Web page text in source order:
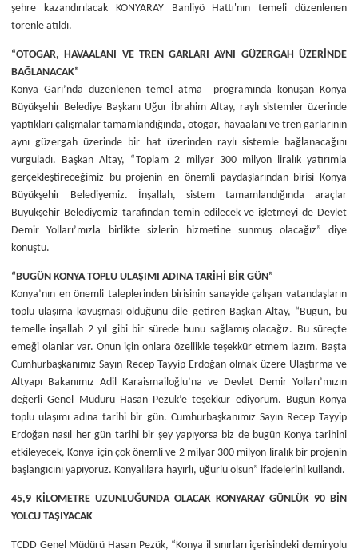
şehre kazandırılacak KONYARAY Banliyö Hattı'nın temeli düzenlenen
törenle atıldı.
“OTOGAR, HAVAALANI VE TREN GARLARI AYNI GÜZERGAH ÜZERİNDE
BAĞLANACAK”
Konya Garı’nda düzenlenen temel atma programında konuşan Konya
Büyükşehir Belediye Başkanı Uğur İbrahim Altay, raylı sistemler üzerinde
yaptıkları çalışmalar tamamlandığında, otogar, havaalanı ve tren garlarının
aynı güzergah üzerinde bir hat üzerinden raylı sistemle bağlanacağını
vurguladı. Başkan Altay, “Toplam 2 milyar 300 milyon liralık yatırımla
gerçekleştireceğimiz bu projenin en önemli paydaşlarından birisi Konya
Büyükşehir Belediyemiz. İnşallah, sistem tamamlandığında araçlar
Büyükşehir Belediyemiz tarafından temin edilecek ve işletmeyi de Devlet
Demir Yolları’mızla birlikte sizlerin hizmetine sunmuş olacağız” diye
konuştu.
“BUGÜN KONYA TOPLU ULAŞIMI ADINA TARİHİ BİR GÜN”
Konya’nın en önemli taleplerinden birisinin sanayide çalışan vatandaşların
toplu ulaşıma kavuşması olduğunu dile getiren Başkan Altay, “Bugün, bu
temelle inşallah 2 yıl gibi bir sürede bunu sağlamış olacağız. Bu süreçte
emeği olanlar var. Onun için onlara özellikle teşekkür etmem lazım. Başta
Cumhurbaşkanımız Sayın Recep Tayyip Erdoğan olmak üzere Ulaştırma ve
Altyapı Bakanımız Adil Karaismailoğlu’na ve Devlet Demir Yolları’mızın
değerli Genel Müdürü Hasan Pezük’e teşekkür ediyorum. Bugün Konya
toplu ulaşımı adına tarihi bir gün. Cumhurbaşkanımız Sayın Recep Tayyip
Erdoğan nasıl her gün tarihi bir şey yapıyorsa biz de bugün Konya tarihini
etkileyecek, Konya için çok önemli ve 2 milyar 300 milyon liralık bir projenin
başlangıcını yapıyoruz. Konyalılara hayırlı, uğurlu olsun” ifadelerini kullandı.
45,9 KİLOMETRE UZUNLUĞUNDA OLACAK KONYARAY GÜNLÜK 90 BİN
YOLCU TAŞIYACAK
TCDD Genel Müdürü Hasan Pezük, “Konya il sınırları içerisindeki demiryolu